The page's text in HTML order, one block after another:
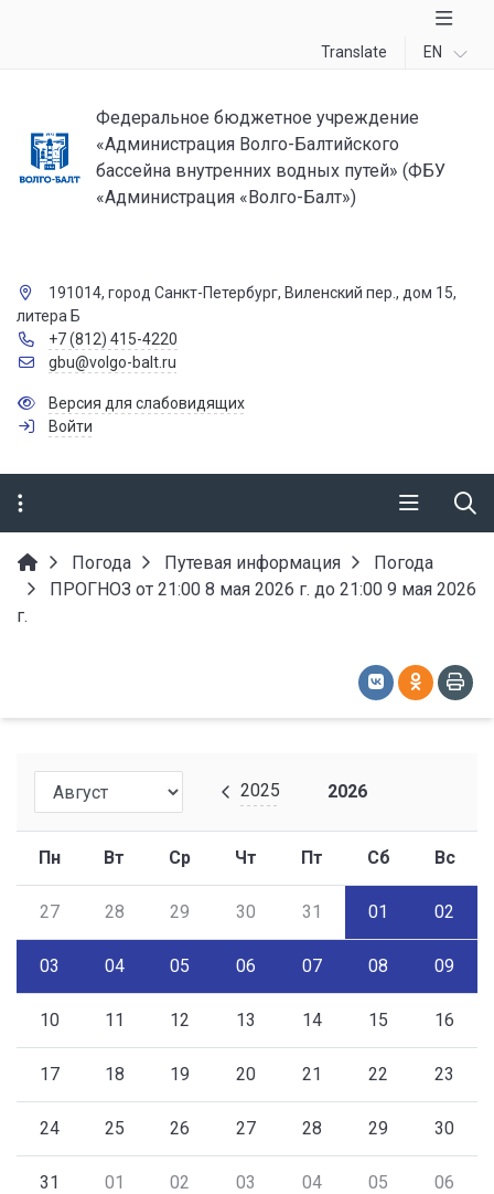
Translate EN
Федеральное бюджетное учреждение
«Администрация Волго-Балтийского
бассейна внутренних водных путей» (ФБУ
«Администрация «Волго-Балт»)
191014, город Санкт-Петербург, Виленский пер., дом 15,
литера Б
+7 (812) 415-4220
gbu@volgo-balt.ru
Версия для слабовидящих
Войти
Погода Путевая информация
Погода
ПРОГНОЗ от 21:00 8 мая 2026 г. до 21:00 9 мая 2026
г.
2025 2026
Пн Вт Ср Чт Пт Сб Вс
27 28 29 30 31 01 02
03 04 05 06 07 08 09
10 11 12 13 14 15 16
17 18 19 20 21 22 23
24 25 26 27 28 29 30
31 01 02 03 04 05 06